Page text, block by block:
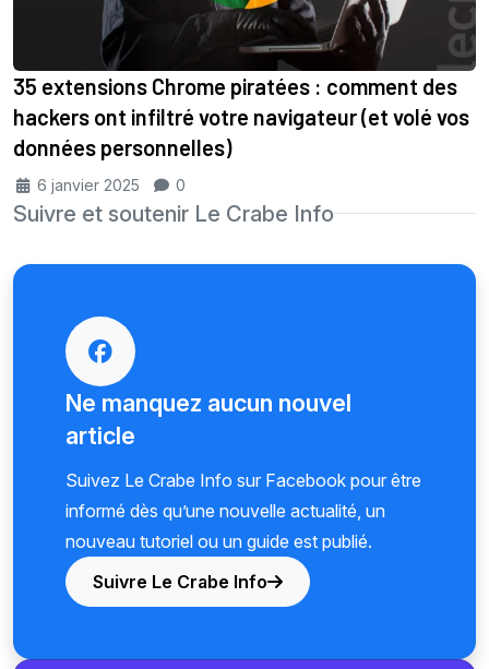
35 extensions Chrome piratées : comment des
hackers ont infiltré votre navigateur (et volé vos
données personnelles)
6 janvier 2025 0
Suivre et soutenir Le Crabe Info
Ne manquez aucun nouvel
article
Suivez Le Crabe Info sur Facebook pour être
informé dès qu’une nouvelle actualité, un
nouveau tutoriel ou un guide est publié.
Suivre Le Crabe Info